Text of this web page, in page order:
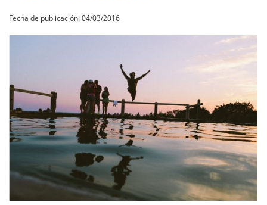
Fecha de publicación: 04/03/2016